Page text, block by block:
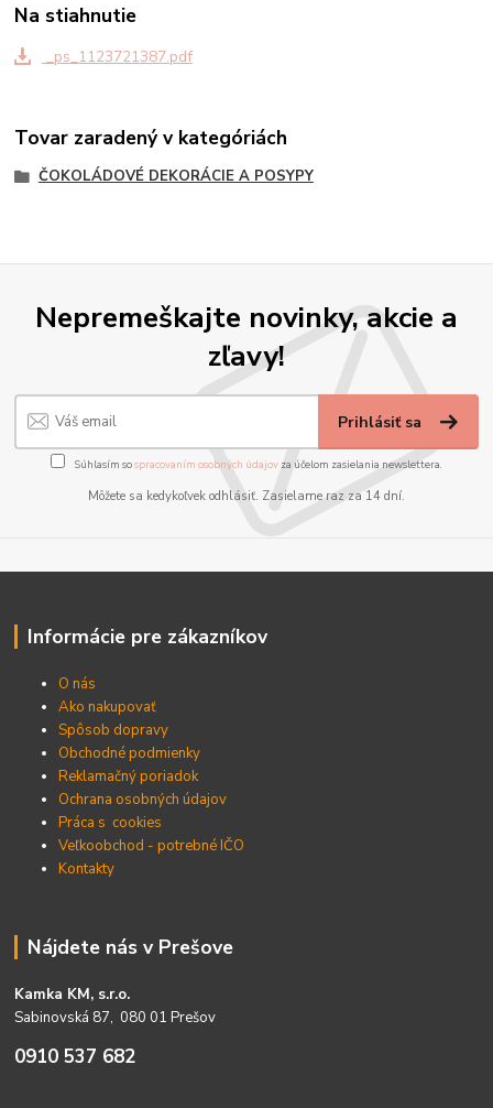
Na stiahnutie
_ps_1123721387.pdf
Tovar zaradený v kategóriách
ČOKOLÁDOVÉ DEKORÁCIE A POSYPY
Nepremeškajte novinky, akcie a
zľavy!
Prihlásiť sa
Súhlasím sospracovaním osobných údajov za účelom zasielania newslettera.
Môžete sa kedykoľvek odhlásiť. Zasielame raz za 14 dní.
Informácie pre zákazníkov
O nás
Ako nakupovať
Spôsob dopravy
Obchodné podmienky
Reklamačný poriadok
Ochrana osobných údajov
Práca s cookies
Veľkoobchod - potrebné IČO
Kontakty
Nájdete nás v Prešove
Kamka KM, s.r.o.
Sabinovská 87, 080 01 Prešov
0910 537 682